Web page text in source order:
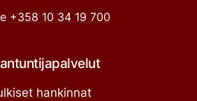
+358 10 34 19 700
hankinnat